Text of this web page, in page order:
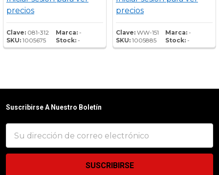
precios
Clave: 081-312
SKU: 1005675
Marca:-
Stock:-
precios
Clave: WW-151
SKU: 1005885
Marca:-
Stock:-
Suscribirse A Nuestro Boletín
de
correo